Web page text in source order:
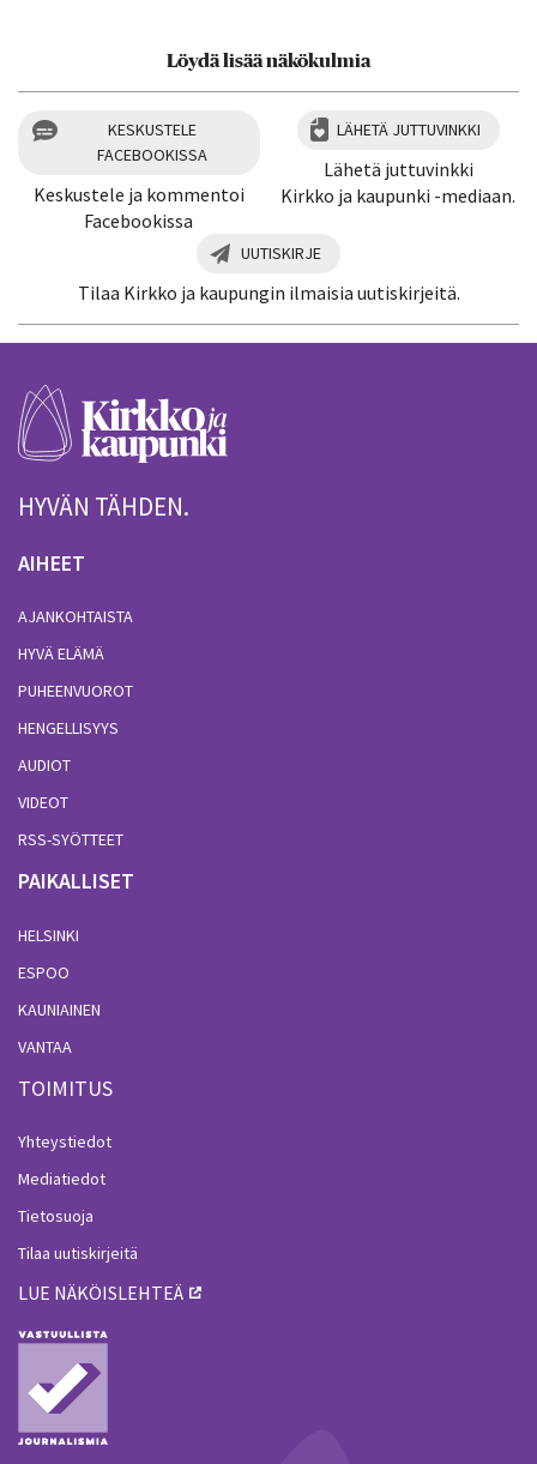
Löydä lisää näkökulmia
KESKUSTELE
FACEBOOKISSA
Keskustele ja kommentoi
Facebookissa
LÄHETÄ JUTTUVINKKI
Lähetä juttuvinkki
Kirkko ja kaupunki -mediaan.
UUTISKIRJE
Tilaa Kirkko ja kaupungin ilmaisia uutiskirjeitä.
HYVÄN TÄHDEN.
AIHEET
AJANKOHTAISTA
HYVÄ ELÄMÄ
PUHEENVUOROT
HENGELLISYYS
AUDIOT
VIDEOT
RSS-SYÖTTEET
PAIKALLISET
HELSINKI
ESPOO
KAUNIAINEN
VANTAA
TOIMITUS
Yhteystiedot
Mediatiedot
Tietosuoja
Tilaa uutiskirjeitä
LUE NÄKÖISLEHTEÄ